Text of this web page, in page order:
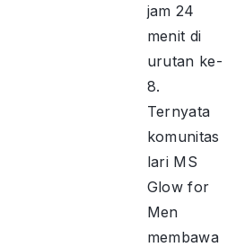
jam 24
menit di
urutan ke-
8.
Ternyata
komunitas
lari MS
Glow for
Men
membawa